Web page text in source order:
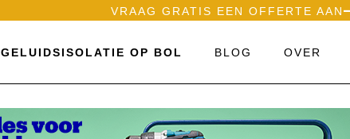
VRAAG GRATIS EEN OFFERTE AAN
GELUIDSISOLATIE OP BOL BLOG OVER